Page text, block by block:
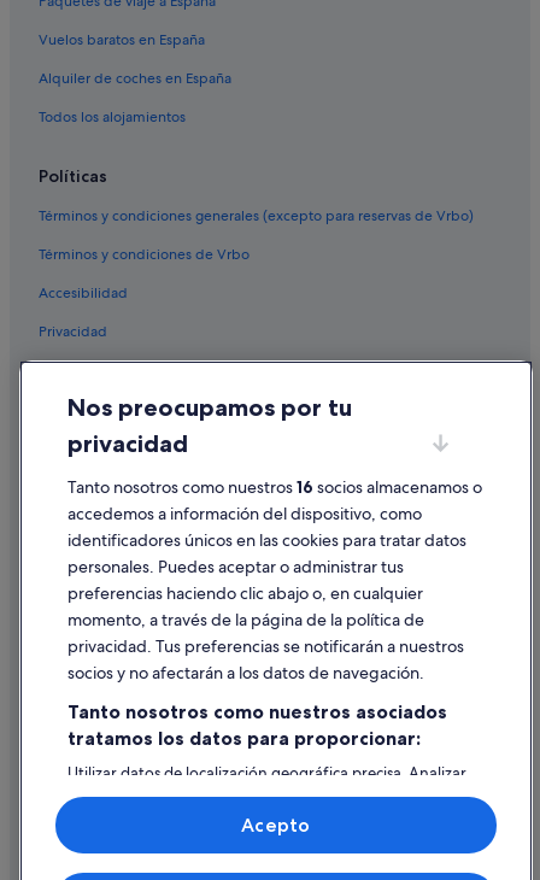
Hoteles cerca de Plaza de España-Princesa
Hoteles cerca de Gran Vía
Hoteles que aceptan mascotas en Madrid
Apartamentos en Madrid
Hoteles boutique en Madrid
Hoteles cerca de Candilejas
Hoteles boutique en Distrito Centro de Madrid
Comunidad de Madrid hoteles
Apartoteles en Madrid
Hoteles con piscina en Madrid
Hoteles cerca de Puerta del Sol
Hoteles cerca de Plaza de la Cruz Verde
Albergues en Madrid
Hoteles con todo incluido en Distrito Centro de Madrid
Madrid hoteles
Hoteles para familias en Madrid
Hoteles cerca de Palacio Real de Madrid
Vuelos baratos en España
Alquiler de coches en España
Todos los alojamientos
Políticas
Términos y condiciones generales (excepto para reservas de Vrbo)
Términos y condiciones de Vrbo
Accesibilidad
Privacidad
Condiciones de uso
Información legal/contacto
Pautas sobre el contenido y cómo denunciar contenido
Ayuda
Cancelar un vuelo
Cancelar una reserva de hotel o de un alquiler vacacional
Utilizar un cupón de Expedia
Documentos para viajes internacionales
Nos preocupamos por tu
privacidad
Tanto nosotros como nuestros16 socios almacenamos o
accedemos a información del dispositivo, como
identificadores únicos en las cookies para tratar datos
personales. Puedes aceptar o administrar tus
preferencias haciendo clic abajo o, en cualquier
momento, a través de la página de la política de
privacidad. Tus preferencias se notificarán a nuestros
socios y no afectarán a los datos de navegación.
Tanto nosotros como nuestros asociados
tratamos los datos para proporcionar:
Utilizar datos de localización geográfica precisa. Analizar
activamente las características del dispositivo para su
identificación. Almacenar la información en un dispositivo
y/o acceder a ella. Publicidad y contenido personalizados,
medición de publicidad y contenido, investigación de
audiencia y desarrollo de servicios.
Acepto